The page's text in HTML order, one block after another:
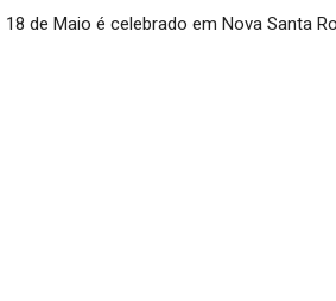
18 de Maio é celebrado em Nova Santa